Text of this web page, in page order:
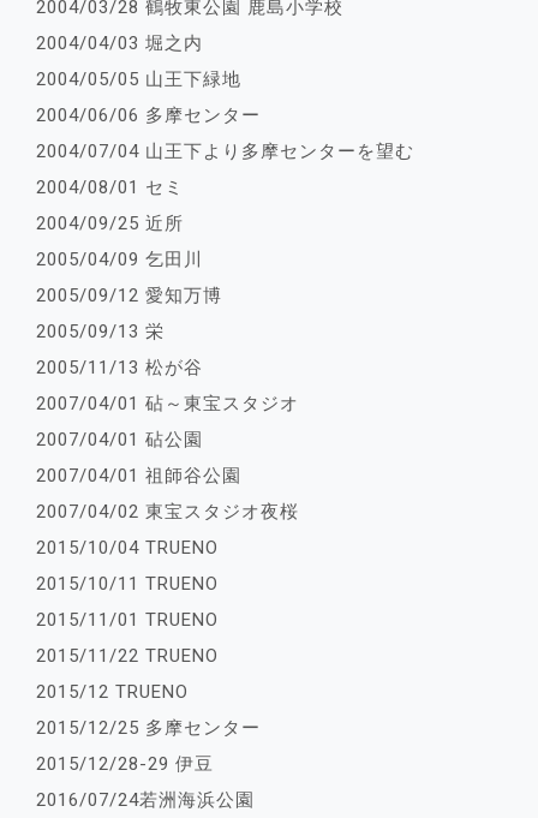
2004/03/28 鶴牧東公園 鹿島小学校
2004/04/03 堀之内
2004/05/05 山王下緑地
2004/06/06 多摩センター
2004/07/04 山王下より多摩センターを望む
2004/08/01 セミ
2004/09/25 近所
2005/04/09 乞田川
2005/09/12 愛知万博
2005/09/13 栄
2005/11/13 松が谷
2007/04/01 砧～東宝スタジオ
2007/04/01 砧公園
2007/04/01 祖師谷公園
2007/04/02 東宝スタジオ夜桜
2015/10/04 TRUENO
2015/10/11 TRUENO
2015/11/01 TRUENO
2015/11/22 TRUENO
2015/12 TRUENO
2015/12/25 多摩センター
2015/12/28-29 伊豆
2016/07/24若洲海浜公園